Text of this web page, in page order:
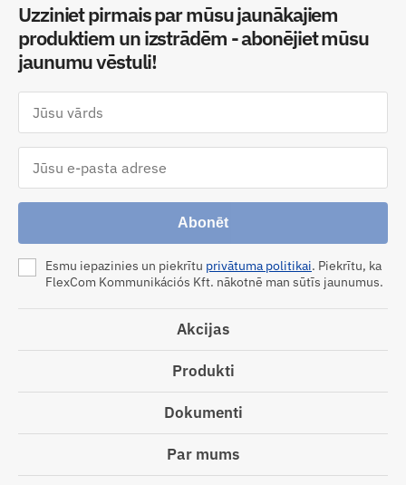
Uzziniet pirmais par mūsu jaunākajiem
produktiem un izstrādēm - abonējiet mūsu
jaunumu vēstuli!
Abonēt
Esmu iepazinies un piekrītu privātuma politikai. Piekrītu, ka
FlexCom Kommunikációs Kft. nākotnē man sūtīs jaunumus.
Akcijas
Produkti
Dokumenti
Par mums